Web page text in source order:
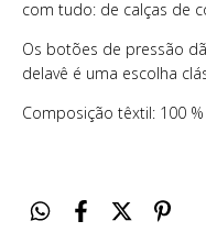
com tudo: de calças de
Os botões de pressão
delavê é uma escolha
Composição têxtil: 100